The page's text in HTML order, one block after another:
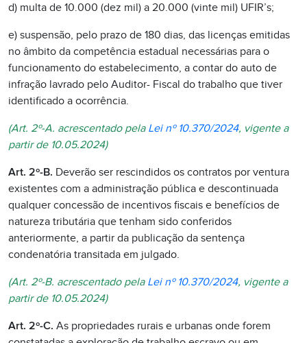
d) multa de 10.000 (dez mil) a 20.000 (vinte mil) UFIR’s;
e) suspensão, pelo prazo de 180 dias, das licenças emitidas
no âmbito da competência estadual necessárias para o
funcionamento do estabelecimento, a contar do auto de
infração lavrado pelo Auditor- Fiscal do trabalho que tiver
identificado a ocorrência.
(Art. 2º-A. acrescentado pelaLei nº 10.370/2024, vigente a
partir de 10.05.2024)
Art. 2º-B. Deverão ser rescindidos os contratos por ventura
existentes com a administração pública e descontinuada
qualquer concessão de incentivos fiscais e benefícios de
natureza tributária que tenham sido conferidos
anteriormente, a partir da publicação da sentença
condenatória transitada em julgado.
(Art. 2º-B. acrescentado pela Lei nº 10.370/2024, vigente a
partir de 10.05.2024)
Art. 2º-C. As propriedades rurais e urbanas onde forem